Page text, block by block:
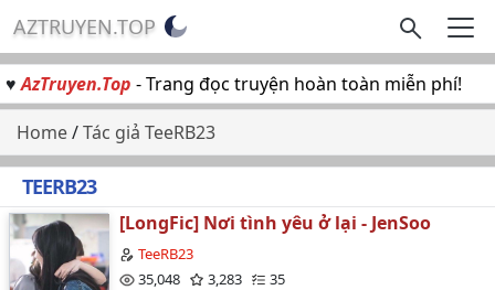
AZTRUYEN.TOP
♥AzTruyen.Top - Trang đọc truyện hoàn toàn miễn phí!
Home/Tác giả TeeRB23
TEERB23
[LongFic] Nơi tình yêu ở lại - JenSoo
TeeRB23
35,048
3,283
35